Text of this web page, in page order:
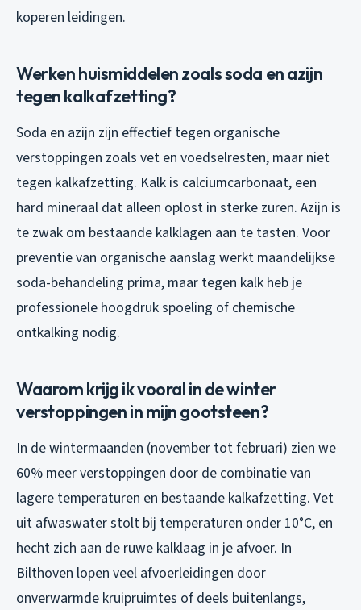
koperen leidingen.
Werken huismiddelen zoals soda en azijn
tegen kalkafzetting?
Soda en azijn zijn effectief tegen organische
verstoppingen zoals vet en voedselresten, maar niet
tegen kalkafzetting. Kalk is calciumcarbonaat, een
hard mineraal dat alleen oplost in sterke zuren. Azijn is
te zwak om bestaande kalklagen aan te tasten. Voor
preventie van organische aanslag werkt maandelijkse
soda-behandeling prima, maar tegen kalk heb je
professionele hoogdruk spoeling of chemische
ontkalking nodig.
Waarom krijg ik vooral in de winter
verstoppingen in mijn gootsteen?
In de wintermaanden (november tot februari) zien we
60% meer verstoppingen door de combinatie van
lagere temperaturen en bestaande kalkafzetting. Vet
uit afwaswater stolt bij temperaturen onder 10°C, en
hecht zich aan de ruwe kalklaag in je afvoer. In
Bilthoven lopen veel afvoerleidingen door
onverwarmde kruipruimtes of deels buitenlangs,